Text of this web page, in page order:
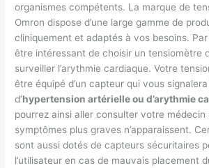
organismes compétents. La marque de
Omron dispose d’une large gamme de
cliniquement et adaptés à vos besoins.
être intéressant de choisir un tensiomètre
surveiller l’arythmie cardiaque. Votre
être équipé d’un capteur qui vous
d’hypertension artérielle ou d’arythmie
pourrez ainsi aller consulter votre
symptômes plus graves n’apparaissent.
sont aussi dotés de capteurs sécuritaires
l’utilisateur en cas de mauvais placement